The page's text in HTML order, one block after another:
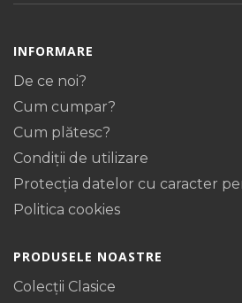
INFORMARE
De ce noi?
Cum cumpar?
Cum plătesc?
Condiții de utilizare
Protecţia datelor cu caracter
Politica cookies
PRODUSELE NOASTRE
Colecții Clasice